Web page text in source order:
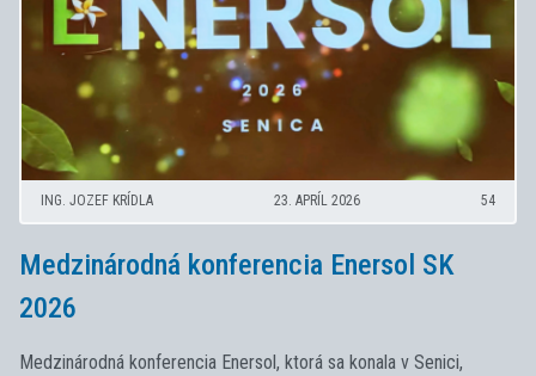
Medzinárodná konferencia Enersol SK
2026
ING. JOZEF KRÍDLA 23. APRÍL 2026 54
Medzinárodná konferencia Enersol, ktorá sa konala v Senici,